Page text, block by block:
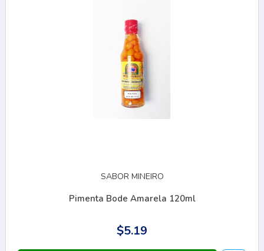
SABOR MINEIRO
Pimenta Bode Amarela 120ml
$5.19